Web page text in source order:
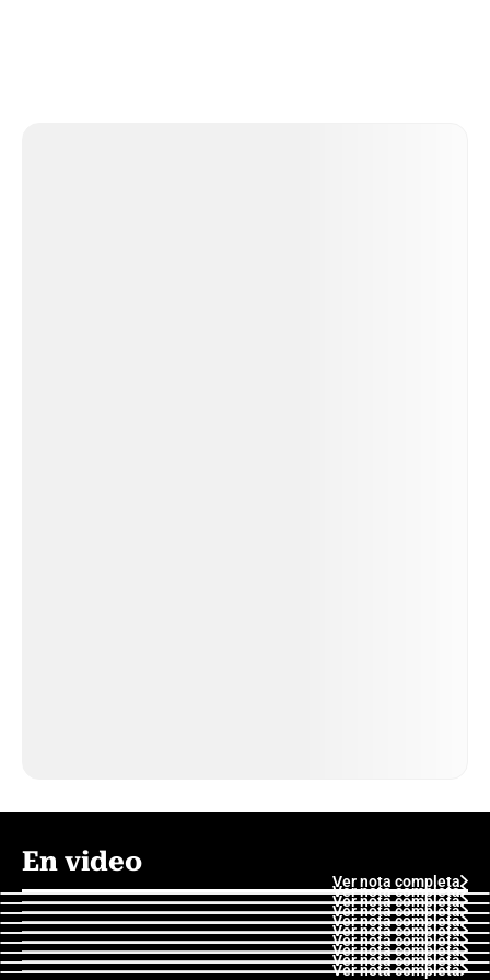
En video
Ver nota completa
Ver nota completa
Ver nota completa
Ver nota completa
Ver nota completa
Ver nota completa
Ver nota completa
Ver nota completa
Ver nota completa
Ver nota completa